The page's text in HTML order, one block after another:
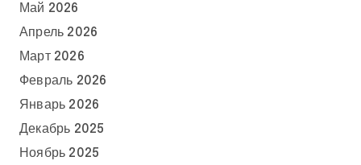
Май 2026
Апрель 2026
Март 2026
Февраль 2026
Январь 2026
Декабрь 2025
Ноябрь 2025